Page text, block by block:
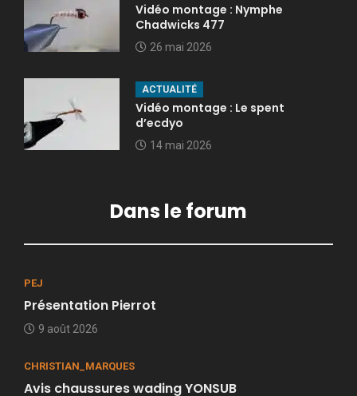
Vidéo montage : Nymphe
Chadwicks 477
26 mai 2026
ACTUALITÉ
Vidéo montage : Le spent
d’ecdyo
14 mai 2026
Dans le forum
PEJ
Présentation Pierrot
9 août 2026
CHRISTIAN_MARQUES
Avis chaussures wading YONSUB